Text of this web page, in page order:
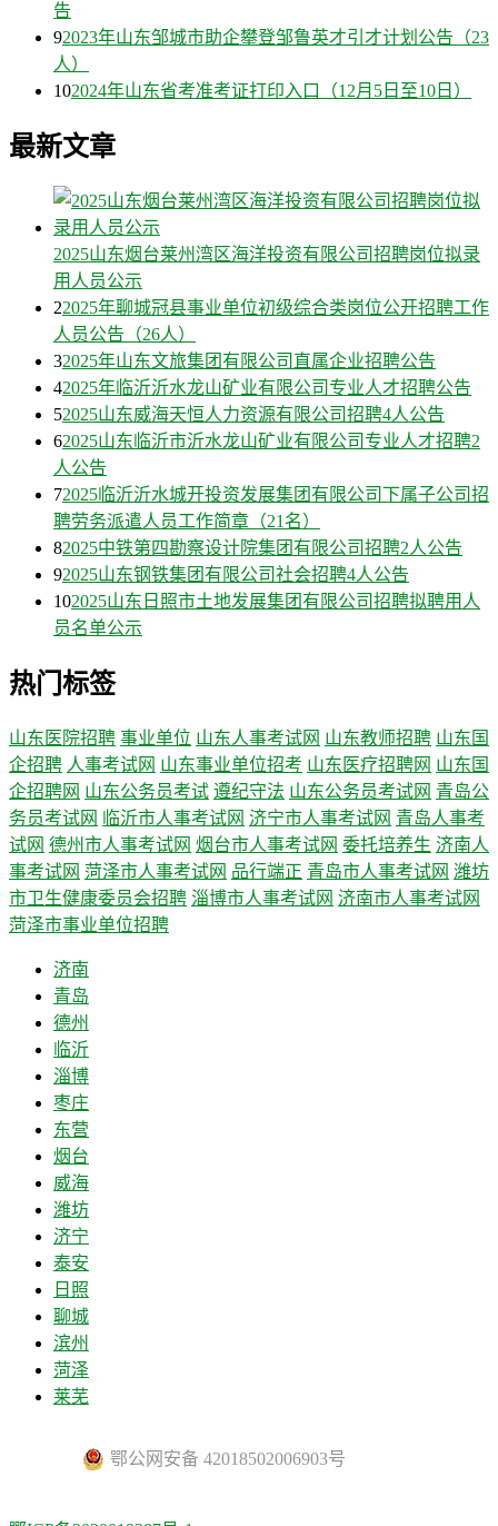
告
92023年山东邹城市助企攀登邹鲁英才引才计划公告（23
人）
102024年山东省考准考证打印入口（12月5日至10日）
最新文章
2025山东烟台莱州湾区海洋投资有限公司招聘岗位拟录
用人员公示
22025年聊城冠县事业单位初级综合类岗位公开招聘工作
人员公告（26人）
32025年山东文旅集团有限公司直属企业招聘公告
42025年临沂沂水龙山矿业有限公司专业人才招聘公告
52025山东威海天恒人力资源有限公司招聘4人公告
62025山东临沂市沂水龙山矿业有限公司专业人才招聘2
人公告
72025临沂沂水城开投资发展集团有限公司下属子公司招
聘劳务派遣人员工作简章（21名）
82025中铁第四勘察设计院集团有限公司招聘2人公告
92025山东钢铁集团有限公司社会招聘4人公告
102025山东日照市土地发展集团有限公司招聘拟聘用人
员名单公示
热门标签
山东医院招聘 事业单位 山东人事考试网 山东教师招聘 山东国
企招聘 人事考试网 山东事业单位招考 山东医疗招聘网 山东国
企招聘网 山东公务员考试 遵纪守法 山东公务员考试网 青岛公
务员考试网
临沂市人事考试网 济宁市人事考试网 青岛人事考
试网 德州市人事考试网 烟台市人事考试网 委托培养生 济南人
事考试网 菏泽市人事考试网 品行端正 青岛市人事考试网 潍坊
市卫生健康委员会招聘 淄博市人事考试网 济南市人事考试网
菏泽市事业单位招聘
济南
青岛
德州
临沂
淄博
枣庄
东营
烟台
威海
潍坊
济宁
泰安
日照
聊城
滨州
菏泽
莱芜
鄂公网安备 42018502006903号